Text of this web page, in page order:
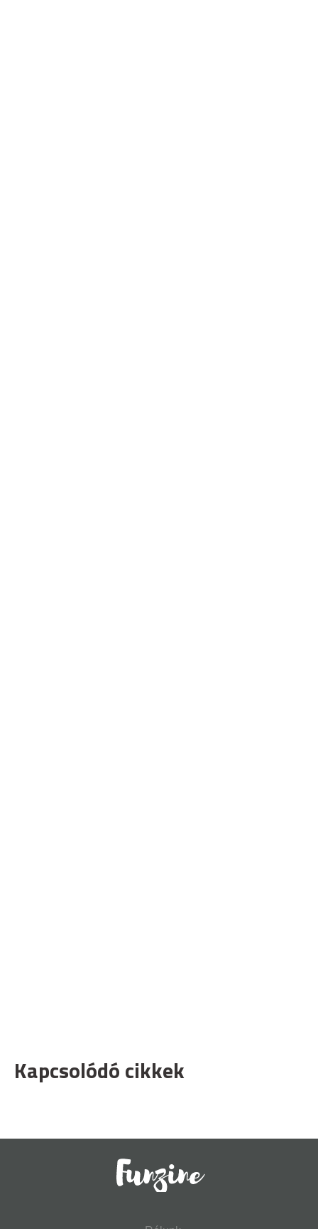
Kapcsolódó cikkek